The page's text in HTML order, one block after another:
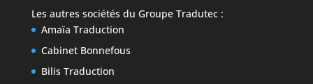
Les autres sociétés du Groupe Tradutec:
Amaïa Traduction
Cabinet Bonnefous
Bilis Traduction